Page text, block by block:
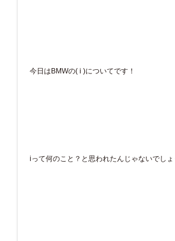
今日はBMWの( i )についてです！
iって何のこと？と思われたんじゃないでしょ